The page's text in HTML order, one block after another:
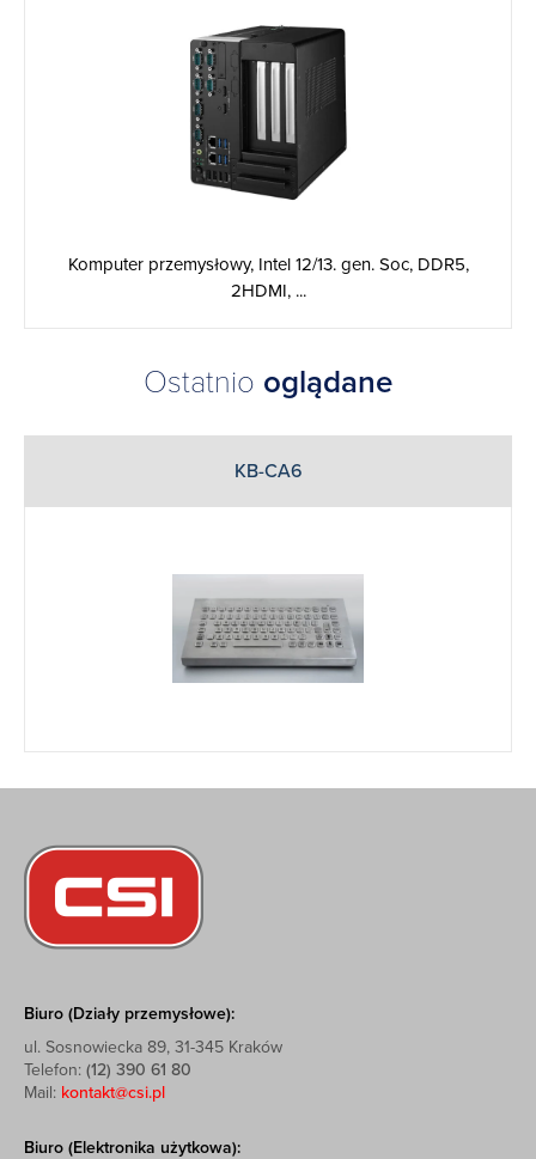
Komputer przemysłowy, Intel 12/13. gen. Soc, DDR5,
2HDMI, ...
Ostatnio oglądane
KB-CA6
Biuro (Działy przemysłowe):
ul. Sosnowiecka 89, 31-345 Kraków
Telefon: (12) 390 61 80
Mail: kontakt@csi.pl
Biuro (Elektronika użytkowa):